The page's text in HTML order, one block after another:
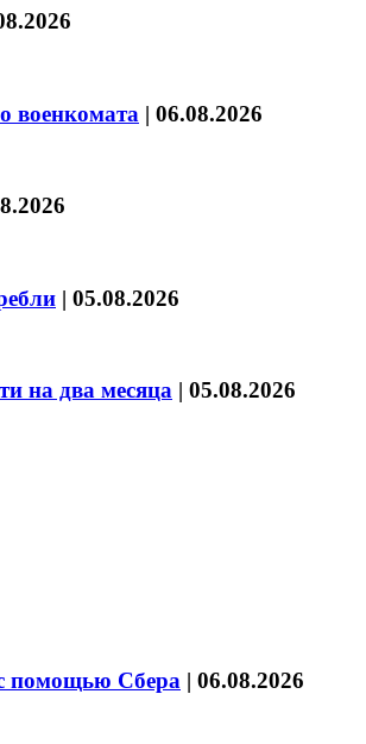
военкомата | 06.08.2026
| 05.08.2026
на два месяца | 05.08.2026
помощью Сбера | 06.08.2026